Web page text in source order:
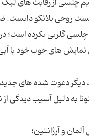
روخی بلانکو دانست.
برای تیمش افت داشته و از دسامبر سال 2017
نمایش های خوب خود با
دیگر دعوت شده های
دلیل آسیب دیدگی از
و آرژانتین؛